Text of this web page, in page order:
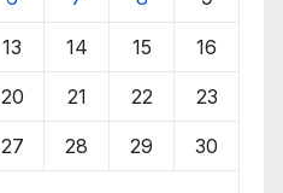
13 14 15 16
20 21 22 23
27 28 29 30